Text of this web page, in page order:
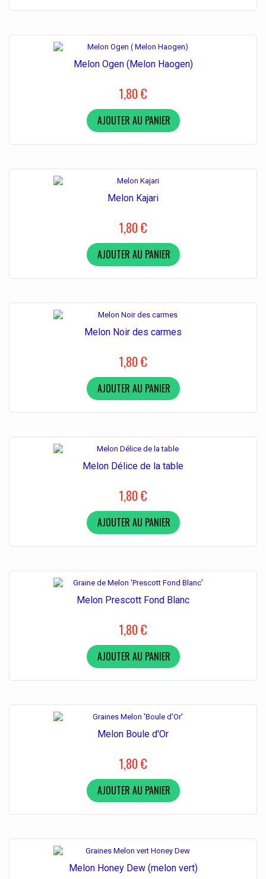
Melon Ogen (Melon Haogen)
1,80 €
AJOUTER AU PANIER
Melon Kajari
1,80 €
AJOUTER AU PANIER
Melon Noir des carmes
1,80 €
AJOUTER AU PANIER
Melon Délice de la table
1,80 €
AJOUTER AU PANIER
Melon Prescott Fond Blanc
1,80 €
AJOUTER AU PANIER
Melon Boule d'Or
1,80 €
AJOUTER AU PANIER
Melon Honey Dew (melon vert)